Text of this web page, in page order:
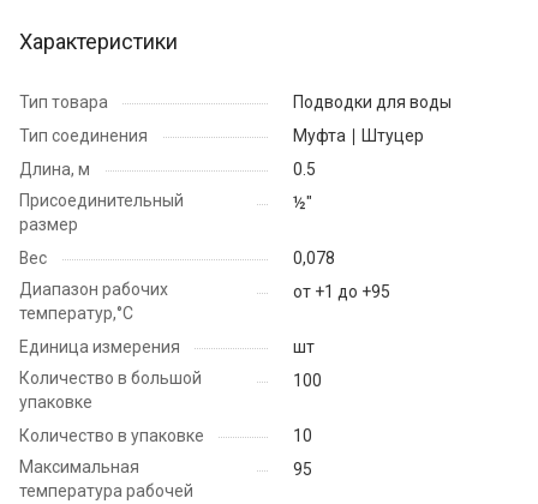
Характеристики
Тип товара
Подводки для воды
Тип соединения
Муфта ∣ Штуцер
Длина, м
0.5
Присоединительный
размер
½"
Вес
0,078
Диапазон рабочих
температур,°С
от +1 до +95
Единица измерения
шт
Количество в большой
упаковке
100
Количество в упаковке
10
Максимальная
температура рабочей
95